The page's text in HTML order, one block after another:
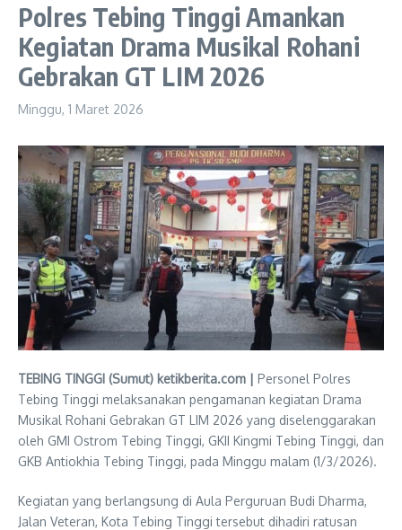
Polres Tebing Tinggi Amankan
Kegiatan Drama Musikal Rohani
Gebrakan GT LIM 2026
Minggu, 1 Maret 2026
TEBING TINGGI (Sumut) ketikberita.com | Personel Polres
Tebing Tinggi melaksanakan pengamanan kegiatan Drama
Musikal Rohani Gebrakan GT LIM 2026 yang diselenggarakan
oleh GMI Ostrom Tebing Tinggi, GKII Kingmi Tebing Tinggi, dan
GKB Antiokhia Tebing Tinggi, pada Minggu malam (1/3/2026).
Kegiatan yang berlangsung di Aula Perguruan Budi Dharma,
Jalan Veteran, Kota Tebing Tinggi tersebut dihadiri ratusan